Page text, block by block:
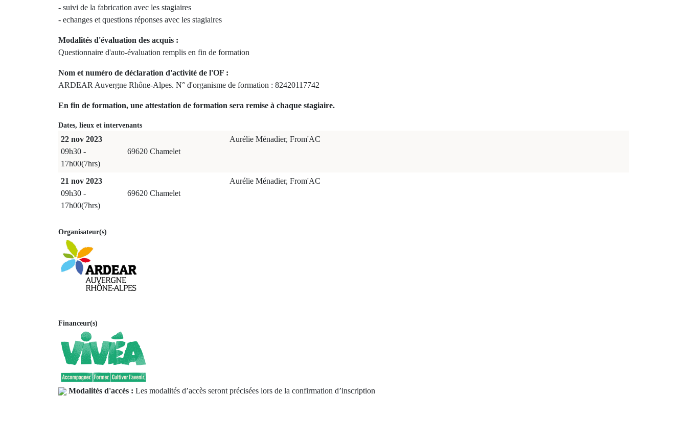
- suivi de la fabrication avec les stagiaires
- echanges et questions réponses avec les stagiaires
Modalités d'évaluation des acquis :
Questionnaire d'auto-évaluation remplis en fin de formation
Nom et numéro de déclaration d'activité de l'OF :
ARDEAR Auvergne Rhône-Alpes. N° d'organisme de formation : 82420117742
En fin de formation, une attestation de formation sera remise à chaque stagiaire.
Dates, lieux et intervenants
22 nov 2023
09h30 -
17h00(7hrs)
69620 Chamelet
Aurélie Ménadier, From'AC
21 nov 2023
09h30 -
17h00(7hrs)
69620 Chamelet
Aurélie Ménadier, From'AC
Organisateur(s)
Financeur(s)
Modalités d'accès : Les modalités d’accès seront précisées lors de la confirmation d’inscription